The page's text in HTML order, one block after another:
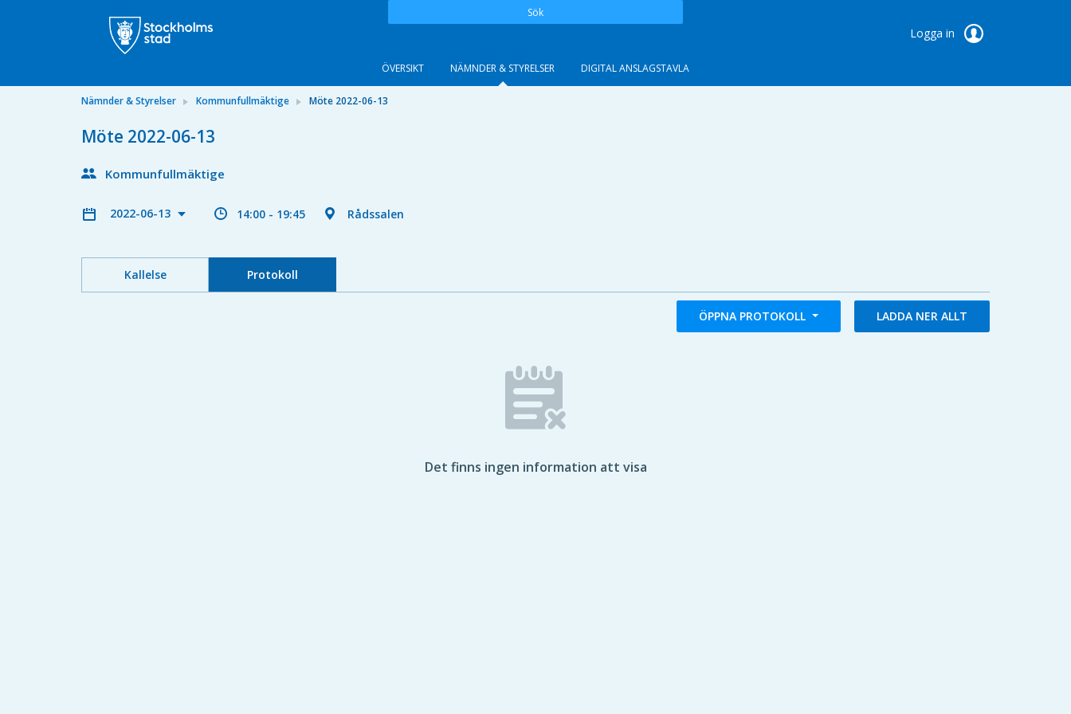
Sök
Logga in
ÖVERSIKT NÄMNDER & STYRELSER DIGITAL ANSLAGSTAVLA
Nämnder & Styrelser Kommunfullmäktige Möte 2022-06-13
Möte 2022-06-13
Kommunfullmäktige
2022-06-13 14:00 - 19:45 Rådssalen
Kallelse Protokoll
ÖPPNA PROTOKOLL LADDA NER ALLT
Det finns ingen information att visa